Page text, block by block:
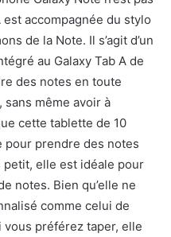
accompagnée du stylo
de la Note. Il s’agit d’un
au Galaxy Tab A de
des notes en toute
sans même avoir à
cette tablette de 10
pour prendre des notes
petit, elle est idéale pour
notes. Bien qu’elle ne
comme celui de
vous préférez taper, elle